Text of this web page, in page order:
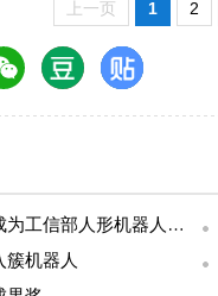
上一页 1 2
参与行业标准制定！京东服务成为工信部人形机器人与具身智能标委会应用工作组（WG5）成员
簇机器人